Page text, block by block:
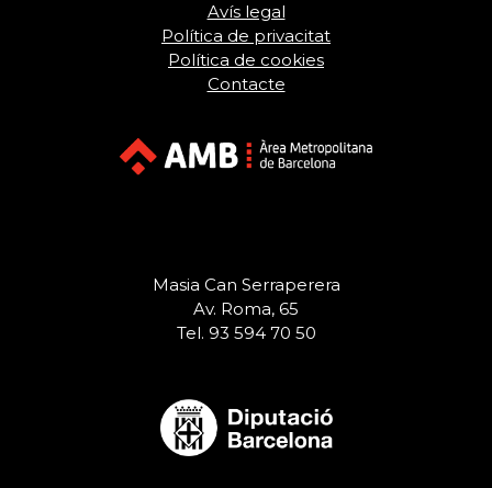
Avís legal
Política de privacitat
Política de cookies
Contacte
Masia Can Serraperera
Av. Roma, 65
Tel. 93 594 70 50